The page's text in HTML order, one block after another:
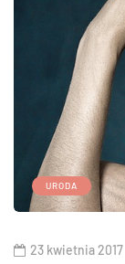
URODA
23 kwietnia 2017